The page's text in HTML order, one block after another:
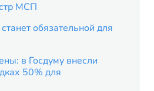
МСП
обязательной для
в Госдуму внесли
50% для